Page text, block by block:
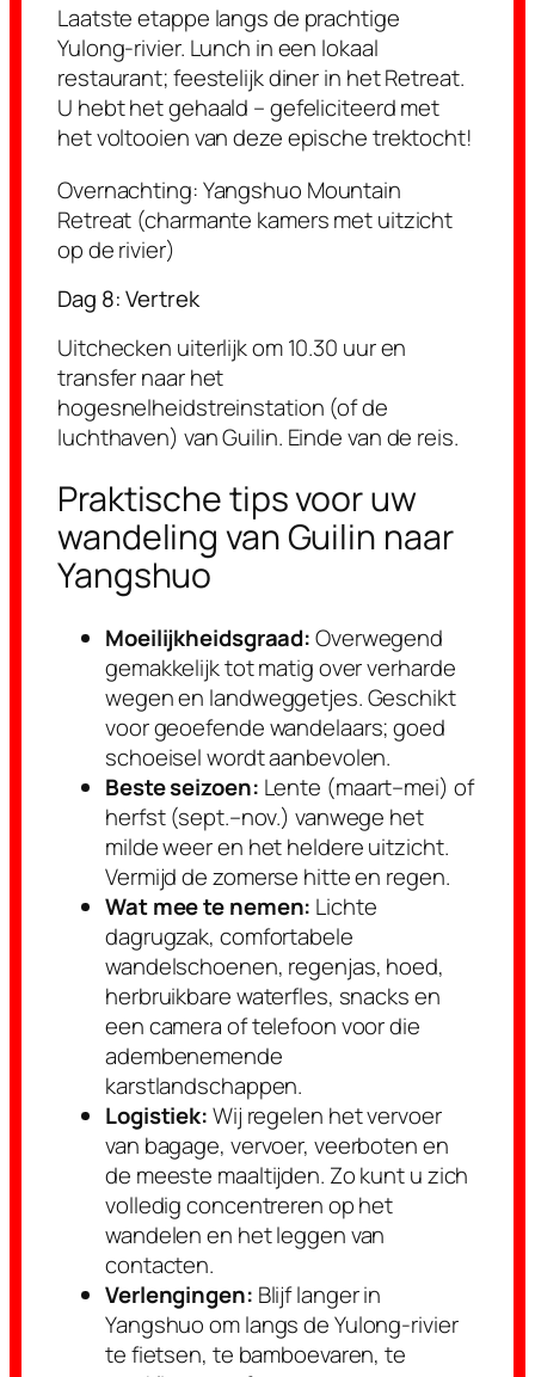
Laatste etappe langs de prachtige
Yulong-rivier. Lunch in een lokaal
restaurant; feestelijk diner in het Retreat.
U hebt het gehaald – gefeliciteerd met
het voltooien van deze epische trektocht!
Overnachting:Yangshuo Mountain
Retreat (charmante kamers met uitzicht
op de rivier)
Dag 8: Vertrek
Uitchecken uiterlijk om 10.30 uur en
transfer naar het
hogesnelheidstreinstation (of de
luchthaven) van Guilin. Einde van de reis.
Praktische tips voor uw
wandeling van Guilin naar
Yangshuo
Moeilijkheidsgraad:Overwegend
gemakkelijk tot matig over verharde
wegen en landweggetjes. Geschikt
voor geoefende wandelaars; goed
schoeisel wordt aanbevolen.
Beste seizoen: Lente (maart–mei) of
herfst (sept.–nov.) vanwege het
milde weer en het heldere uitzicht.
Vermijd de zomerse hitte en regen.
Wat mee te nemen: Lichte
dagrugzak, comfortabele
wandelschoenen, regenjas, hoed,
herbruikbare waterfles, snacks en
een camera of telefoon voor die
adembenemende
karstlandschappen.
Logistiek:Wij regelen het vervoer
van bagage, vervoer, veerboten en
de meeste maaltijden. Zo kunt u zich
volledig concentreren op het
wandelen en het leggen van
contacten.
Verlengingen: Blijf langer in
Yangshuo om langs de Yulong-rivier
te fietsen, te bamboevaren, te